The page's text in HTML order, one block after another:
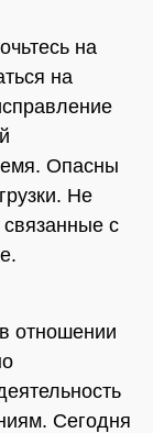
на
на
Опасны
Не
с
отношении
Сегодня